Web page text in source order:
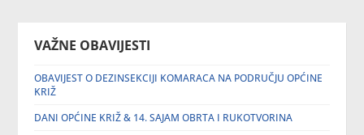
VAŽNE OBAVIJESTI
OBAVIJEST O DEZINSEKCIJI KOMARACA NA PODRUČJU OPĆINE
KRIŽ
DANI OPĆINE KRIŽ & 14. SAJAM OBRTA I RUKOTVORINA